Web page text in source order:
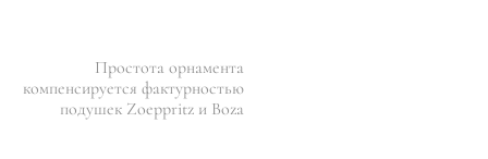
Простота орнамента
компенсируется фактурностью
подушек Zoeppritz и Boza